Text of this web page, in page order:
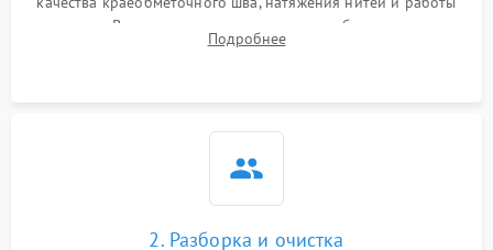
педали. Выявление пропусков стежков, обрывов нити,
заклинивания или тупого среза ткани на тестовом образце.
Подробнее
2. Разборка и очистка